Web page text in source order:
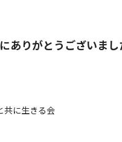
ありがとうございまし
共に生きる会